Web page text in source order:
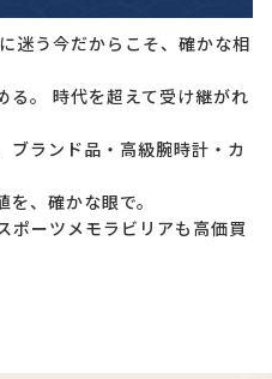
迷う今だからこそ、確かな相
る。 時代を超えて受け継がれ
ブランド品・高級腕時計・カ
、確かな眼で。
ポーツメモラビリアも高価買